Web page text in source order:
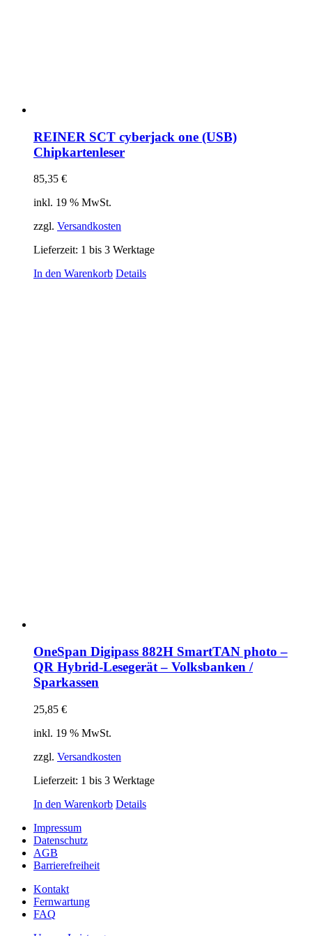
REINER SCT cyberjack one (USB)
Chipkartenleser
85,35 €
inkl. 19 % MwSt.
zzgl. Versandkosten
Lieferzeit: 1 bis 3 Werktage
In den Warenkorb Details
OneSpan Digipass 882H SmartTAN photo –
QR Hybrid-Lesegerät – Volksbanken /
Sparkassen
25,85 €
inkl. 19 % MwSt.
zzgl. Versandkosten
Lieferzeit: 1 bis 3 Werktage
In den Warenkorb Details
Impressum
Datenschutz
AGB
Barrierefreiheit
Kontakt
Fernwartung
FAQ